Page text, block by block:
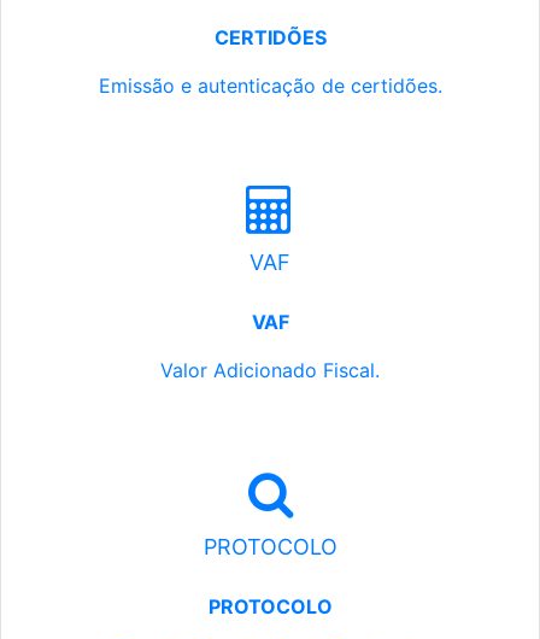
CERTIDÕES
Emissão e autenticação de certidões.
VAF
VAF
Valor Adicionado Fiscal.
PROTOCOLO
PROTOCOLO